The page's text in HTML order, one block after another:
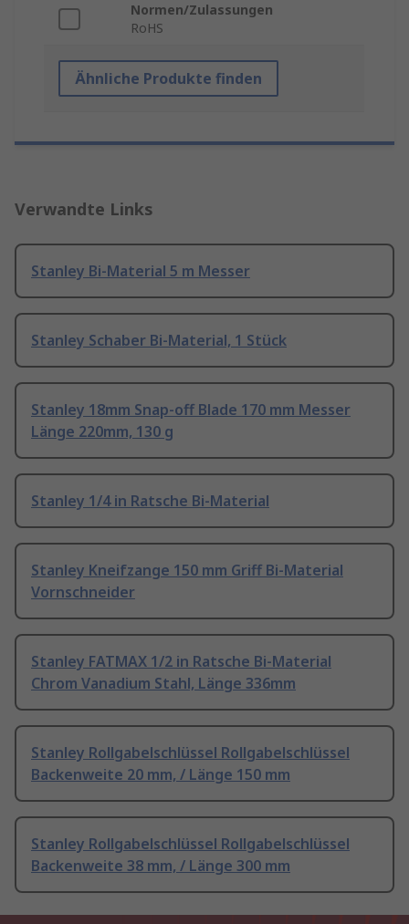
Normen/Zulassungen
RoHS
Ähnliche Produkte finden
Verwandte Links
Stanley Bi-Material 5 m Messer
Stanley Schaber Bi-Material, 1 Stück
Stanley 18mm Snap-off Blade 170 mm Messer
Länge 220mm, 130 g
Stanley 1/4 in Ratsche Bi-Material
Stanley Kneifzange 150 mm Griff Bi-Material
Vornschneider
Stanley FATMAX 1/2 in Ratsche Bi-Material
Chrom Vanadium Stahl, Länge 336mm
Stanley Rollgabelschlüssel Rollgabelschlüssel
Backenweite 20 mm, / Länge 150 mm
Stanley Rollgabelschlüssel Rollgabelschlüssel
Backenweite 38 mm, / Länge 300 mm